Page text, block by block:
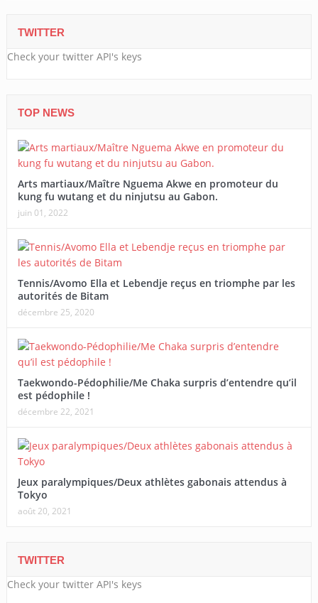
TWITTER
Check your twitter API's keys
TOP NEWS
Arts martiaux/Maître Nguema Akwe en promoteur du
kung fu wutang et du ninjutsu au Gabon.
juin 01, 2022
Tennis/Avomo Ella et Lebendje reçus en triomphe par les
autorités de Bitam
décembre 25, 2020
Taekwondo-Pédophilie/Me Chaka surpris d’entendre qu’il
est pédophile !
décembre 22, 2021
Jeux paralympiques/Deux athlètes gabonais attendus à
Tokyo
août 20, 2021
TWITTER
Check your twitter API's keys